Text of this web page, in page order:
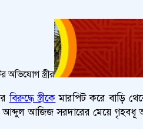
বিরুদ্ধে স্ত্রীকে মারপিট করে বাড়ি
আব্দুল আজিজ সরদারের মেয়ে